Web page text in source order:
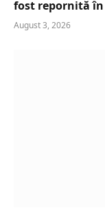
fost repornită
August 3, 2026